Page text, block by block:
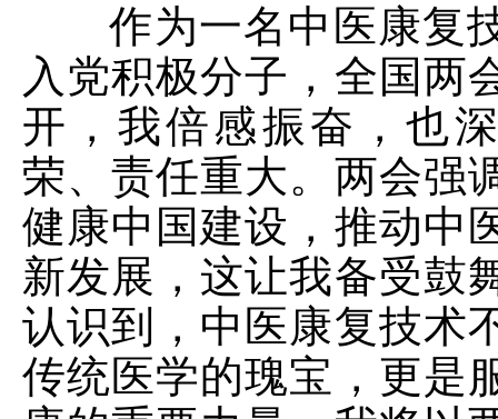
作为一名中医康复
入党积极分子，全国两
开，我倍感振奋，也
荣、责任重大。两会强
健康中国建设，推动中
新发展，这让我备受鼓
认识到，中医康复技术
传统医学的瑰宝，更是